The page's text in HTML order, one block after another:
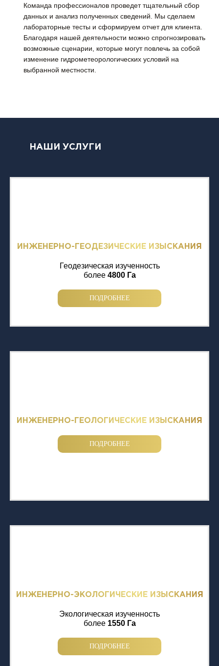
Команда профессионалов проведет тщательный сбор
данных и анализ полученных сведений. Мы сделаем
лабораторные тесты и сформируем отчет для клиента.
Благодаря нашей деятельности можно спрогнозировать
возможные сценарии, которые могут повлечь за собой
изменение гидрометеорологических условий на
выбранной местности.
НАШИ УСЛУГИ
ИНЖЕНЕРНО-ГЕОДЕЗИЧЕСКИЕ ИЗЫСКАНИЯ
Геодезическая изученность
более 4800 Га
ПОДРОБНЕЕ
ИНЖЕНЕРНО-ГЕОЛОГИЧЕСКИЕ ИЗЫСКАНИЯ
ПОДРОБНЕЕ
ИНЖЕНЕРНО-ЭКОЛОГИЧЕСКИЕ ИЗЫСКАНИЯ
Экологическая изученность
более 1550 Га
ПОДРОБНЕЕ